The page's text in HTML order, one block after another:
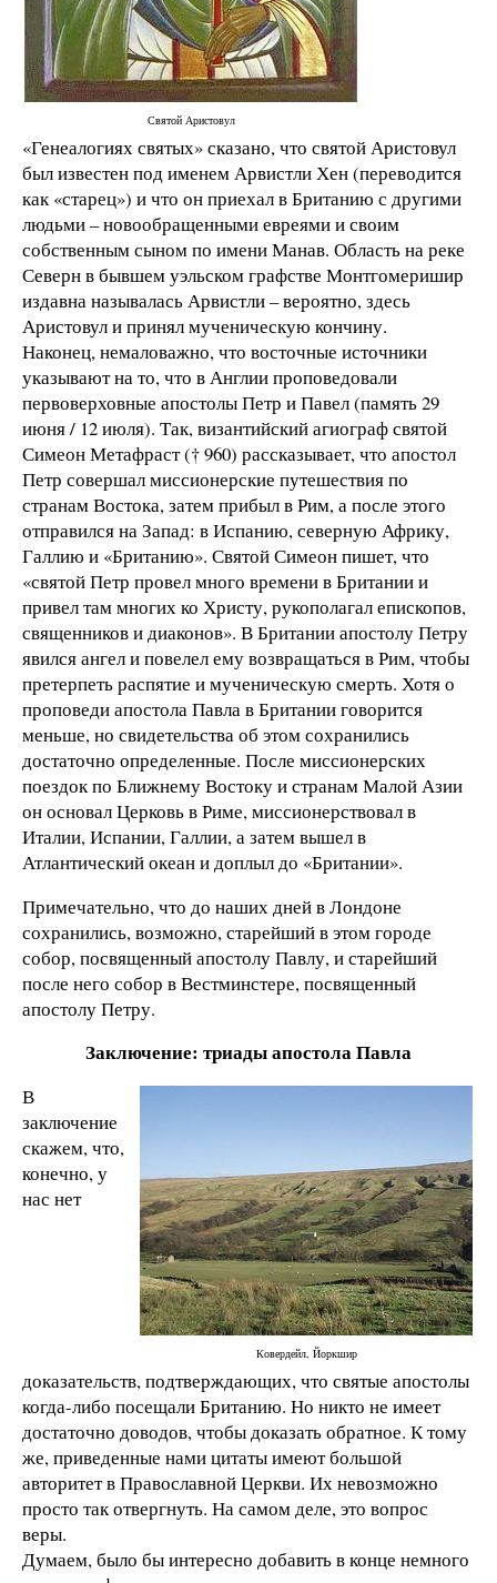
Святой Аристовул
«Генеалогиях святых» сказано, что святой Аристовул
был известен под именем Арвистли Хен (переводится
как «старец») и что он приехал в Британию с другими
людьми – новообращенными евреями и своим
собственным сыном по имени Манав. Область на реке
Северн в бывшем уэльском графстве Монтгомеришир
издавна называлась Арвистли – вероятно, здесь
Аристовул и принял мученическую кончину.
Наконец, немаловажно, что восточные источники
указывают на то, что в Англии проповедовали
первоверховные апостолы Петр и Павел (память 29
июня / 12 июля). Так, византийский агиограф святой
Симеон Метафраст († 960) рассказывает, что апостол
Петр совершал миссионерские путешествия по
странам Востока, затем прибыл в Рим, а после этого
отправился на Запад: в Испанию, северную Африку,
Галлию и «Британию». Святой Симеон пишет, что
«святой Петр провел много времени в Британии и
привел там многих ко Христу, рукополагал епископов,
священников и диаконов». В Британии апостолу Петру
явился ангел и повелел ему возвращаться в Рим, чтобы
претерпеть распятие и мученическую смерть. Хотя о
проповеди апостола Павла в Британии говорится
меньше, но свидетельства об этом сохранились
достаточно определенные. После миссионерских
поездок по Ближнему Востоку и странам Малой Азии
он основал Церковь в Риме, миссионерствовал в
Италии, Испании, Галлии, а затем вышел в
Атлантический океан и доплыл до «Британии».
Примечательно, что до наших дней в Лондоне
сохранились, возможно, старейший в этом городе
собор, посвященный апостолу Павлу, и старейший
после него собор в Вестминстере, посвященный
апостолу Петру.
Заключение: триады апостола Павла
Ковердейл, Йоркшир
В
заключение
скажем, что,
конечно, у
нас нет
доказательств, подтверждающих, что святые апостолы
когда-либо посещали Британию. Но никто не имеет
достаточно доводов, чтобы доказать обратное. К тому
же, приведенные нами цитаты имеют большой
авторитет в Православной Церкви. Их невозможно
просто так отвергнуть. На самом деле, это вопрос
веры.
Думаем, было бы интересно добавить в конце немного